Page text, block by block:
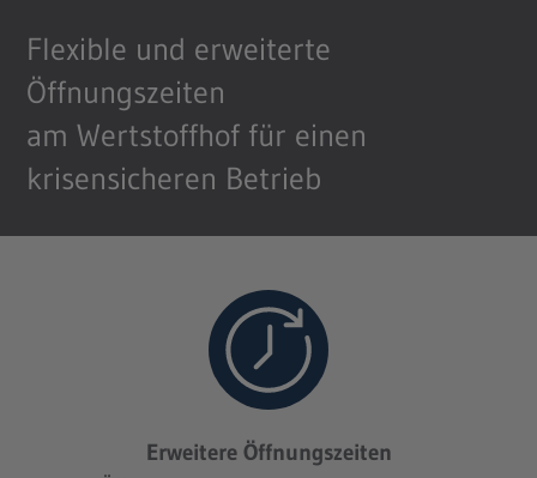
Flexible und erweiterte
Öffnungszeiten
am Wertstoffhof für einen
krisensicheren Betrieb
Erweitere Öffnungszeiten